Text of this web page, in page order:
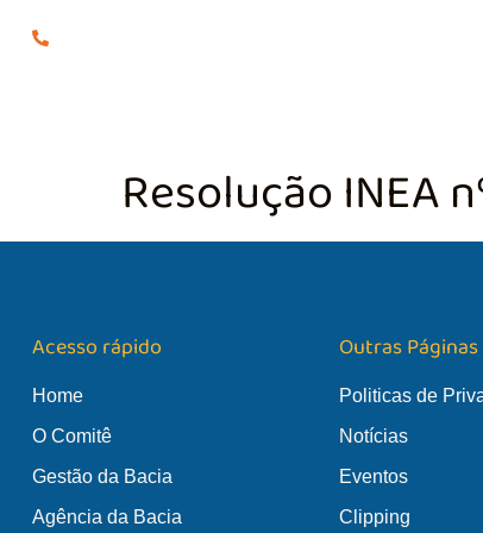
Resolução INEA
Acesso rápido
Home
O Comitê
Gestão da Bacia
Agência da Bacia
Outras Páginas
Politicas de
Notícias
Eventos
Clipping